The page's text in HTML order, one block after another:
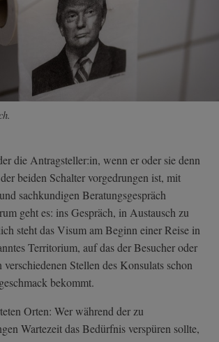
die Antragsteller:in, wenn er oder sie denn
beiden Schalter vorgedrungen ist, mit
sachkundigen Beratungsgespräch
geht es: ins Gespräch, in Austausch zu
steht das Visum am Beginn einer Reise in
Territorium, auf das der Besucher oder
Stellen des Konsulats schon
bekommt.
Orten: Wer während der zu
Wartezeit das Bedürfnis verspüren sollte,